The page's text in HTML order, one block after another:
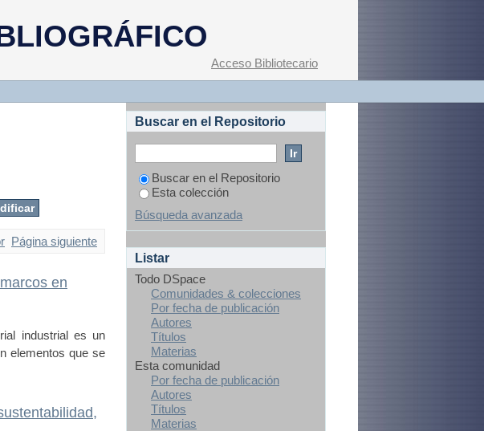
Acceso Bibliotecario
Página siguiente
en
industrial es un
elementos que se
Buscar en el Repositorio
Buscar en el Repositorio
Esta colección
Búsqueda avanzada
Listar
Todo DSpace
Comunidades & colecciones
Por fecha de publicación
Autores
Títulos
Materias
Esta comunidad
Por fecha de publicación
Autores
Títulos
Materias